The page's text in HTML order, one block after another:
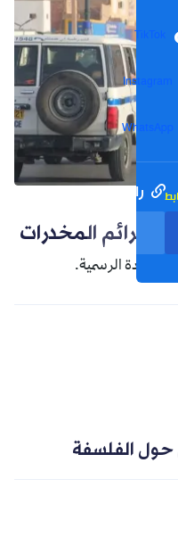
TikTok
Instagram
WhatsApp
رابط مختصر
جرائم المخدرات
الجريدة الرسمية.
الفلسفة